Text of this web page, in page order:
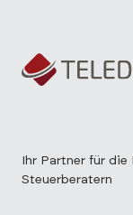
Ihr Partner für
Steuerberatern